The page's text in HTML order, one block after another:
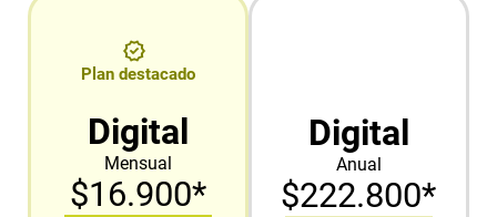
Plan destacado
Digital
Mensual
$16.900*
Digital
Anual
$222.800*